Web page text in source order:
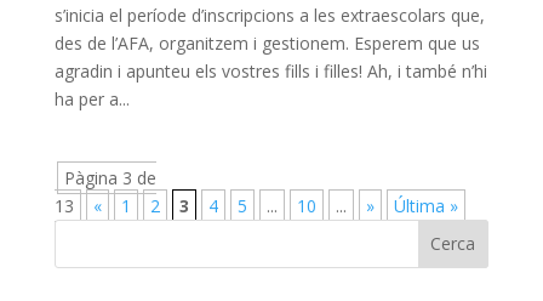
s’inicia el període d’inscripcions a les extraescolars que,
des de l’AFA, organitzem i gestionem. Esperem que us
agradin i apunteu els vostres fills i filles! Ah, i també n’hi
ha per a...
Pàgina 3 de
13
« 1 2 3 4 5 ... 10 ... » Última »